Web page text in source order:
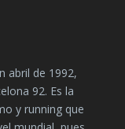
abril de 1992,
92. Es la
y running que